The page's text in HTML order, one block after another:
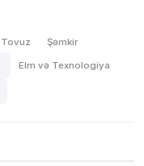
Tovuz Şəmkir
Elm və Texnologiya